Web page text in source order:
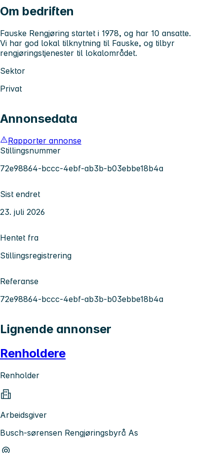
Om bedriften
Fauske Rengjøring startet i 1978, og har 10 ansatte.
Vi har god lokal tilknytning til Fauske, og tilbyr
rengjøringstjenester til lokalområdet.
Sektor
Privat
Annonsedata
Rapporter annonse
Stillingsnummer
72e98864-bccc-4ebf-ab3b-b03ebbe18b4a
Sist endret
23. juli 2026
Hentet fra
Stillingsregistrering
Referanse
72e98864-bccc-4ebf-ab3b-b03ebbe18b4a
Lignende annonser
Renholdere
Renholder
Arbeidsgiver
Busch-sørensen Rengjøringsbyrå As